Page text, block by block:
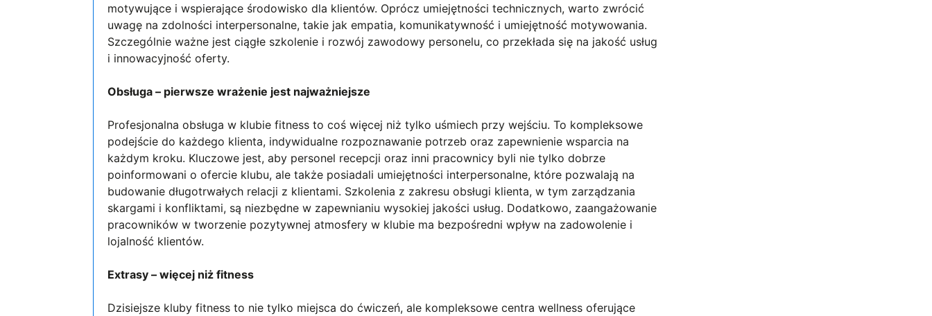
motywujące i wspierające środowisko dla klientów. Oprócz umiejętności technicznych, warto zwrócić
uwagę na zdolności interpersonalne, takie jak empatia, komunikatywność i umiejętność motywowania.
Szczególnie ważne jest ciągłe szkolenie i rozwój zawodowy personelu, co przekłada się na jakość usług
i innowacyjność oferty.
Obsługa – pierwsze wrażenie jest najważniejsze
Profesjonalna obsługa w klubie fitness to coś więcej niż tylko uśmiech przy wejściu. To kompleksowe
podejście do każdego klienta, indywidualne rozpoznawanie potrzeb oraz zapewnienie wsparcia na
każdym kroku. Kluczowe jest, aby personel recepcji oraz inni pracownicy byli nie tylko dobrze
poinformowani o ofercie klubu, ale także posiadali umiejętności interpersonalne, które pozwalają na
budowanie długotrwałych relacji z klientami. Szkolenia z zakresu obsługi klienta, w tym zarządzania
skargami i konfliktami, są niezbędne w zapewnianiu wysokiej jakości usług. Dodatkowo, zaangażowanie
pracowników w tworzenie pozytywnej atmosfery w klubie ma bezpośredni wpływ na zadowolenie i
lojalność klientów.
Extrasy – więcej niż fitness
Dzisiejsze kluby fitness to nie tylko miejsca do ćwiczeń, ale kompleksowe centra wellness oferujące